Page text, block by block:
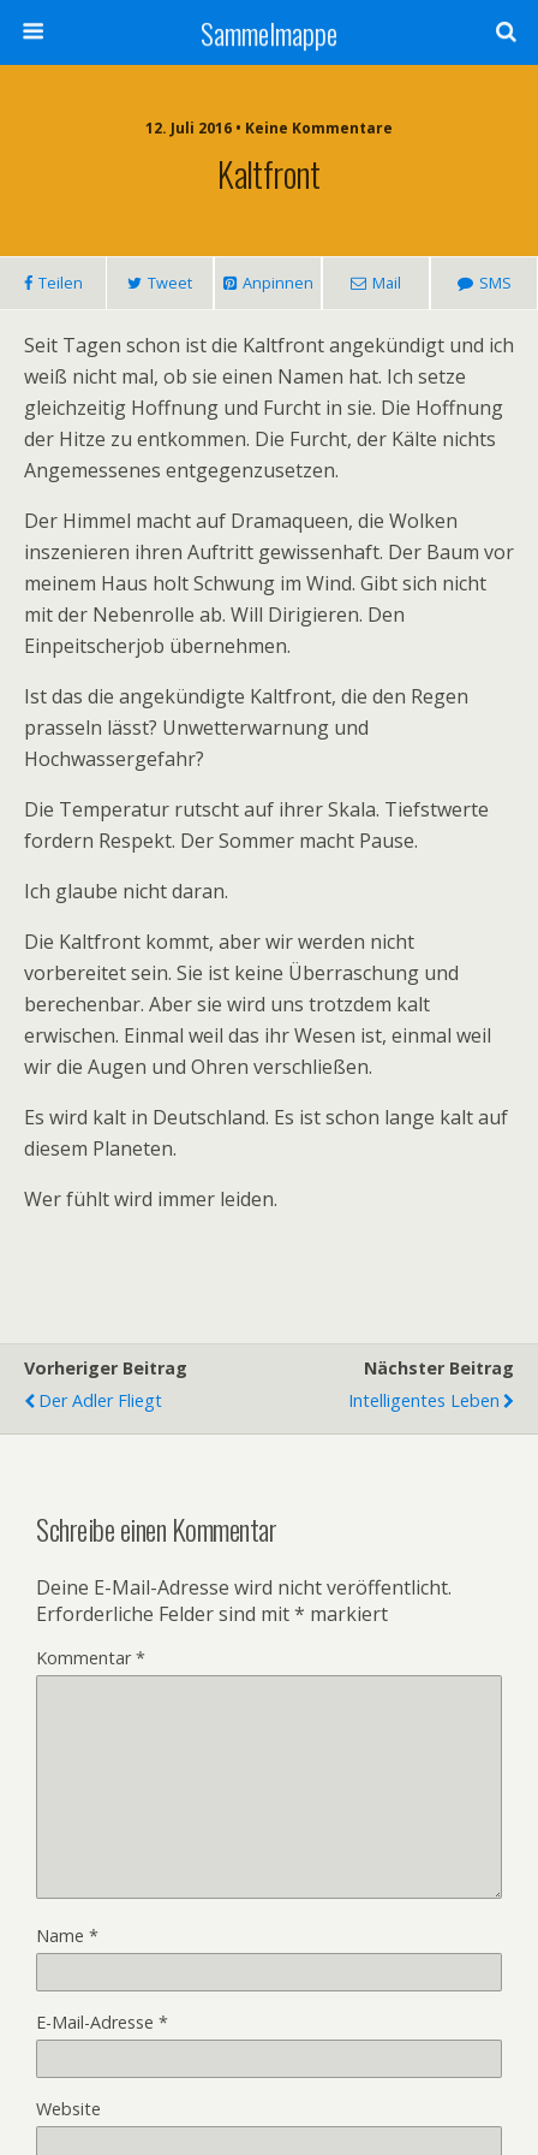
Sammelmappe
12. Juli 2016 • Keine Kommentare
Kaltfront
Teilen Tweet Anpinnen Mail SMS
Seit Tagen schon ist die Kaltfront angekündigt und ich
weiß nicht mal, ob sie einen Namen hat. Ich setze
gleichzeitig Hoffnung und Furcht in sie. Die Hoffnung
der Hitze zu entkommen. Die Furcht, der Kälte nichts
Angemessenes entgegenzusetzen.
Der Himmel macht auf Dramaqueen, die Wolken
inszenieren ihren Auftritt gewissenhaft. Der Baum vor
meinem Haus holt Schwung im Wind. Gibt sich nicht
mit der Nebenrolle ab. Will Dirigieren. Den
Einpeitscherjob übernehmen.
Ist das die angekündigte Kaltfront, die den Regen
prasseln lässt? Unwetterwarnung und
Hochwassergefahr?
Die Temperatur rutscht auf ihrer Skala. Tiefstwerte
fordern Respekt. Der Sommer macht Pause.
Ich glaube nicht daran.
Die Kaltfront kommt, aber wir werden nicht
vorbereitet sein. Sie ist keine Überraschung und
berechenbar. Aber sie wird uns trotzdem kalt
erwischen. Einmal weil das ihr Wesen ist, einmal weil
wir die Augen und Ohren verschließen.
Es wird kalt in Deutschland. Es ist schon lange kalt auf
diesem Planeten.
Wer fühlt wird immer leiden.
Vorheriger Beitrag
Der Adler Fliegt
Nächster Beitrag
Intelligentes Leben
Schreibe einen Kommentar
Deine E-Mail-Adresse wird nicht veröffentlicht.
Erforderliche Felder sind mit* markiert
Kommentar*
Name *
E-Mail-Adresse *
Website